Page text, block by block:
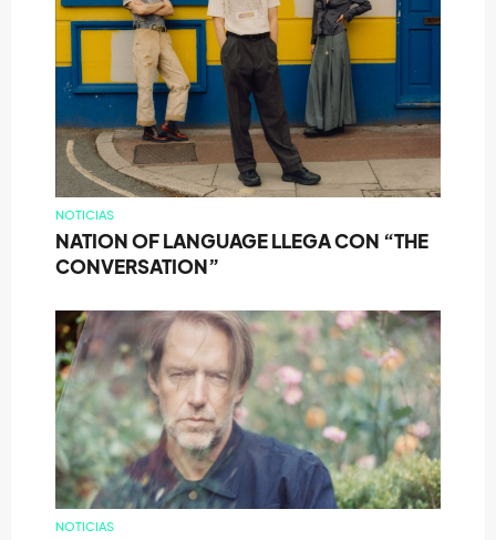
NOTICIAS
NATION OF LANGUAGE LLEGA CON “THE
CONVERSATION”
NOTICIAS